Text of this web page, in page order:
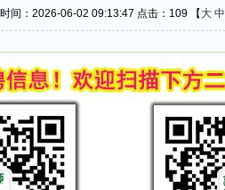
时间：2026-06-02 09:13:47 点击： 109 【 大 中